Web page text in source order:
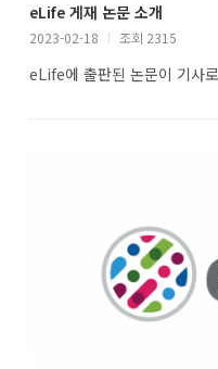
eLife 게재 논문 소개
2023-02-18 l 조회 2315
eLife에 출판된 논문이 기사